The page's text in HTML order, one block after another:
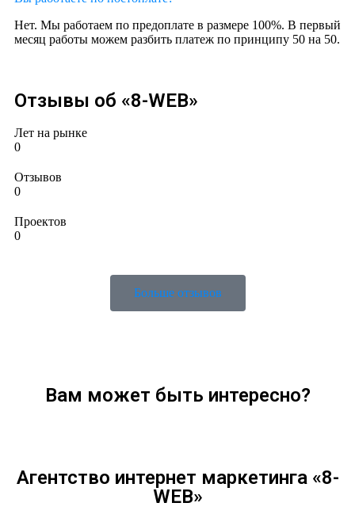
Нет. Мы работаем по предоплате в размере 100%. В первый
месяц работы можем разбить платеж по принципу 50 на 50.
Отзывы об «8-WEB»
Лет на рынке
0
Отзывов
0
Проектов
0
Больше отзывов
Вам может быть интересно?
Агентство интернет маркетинга «8-
WEB»